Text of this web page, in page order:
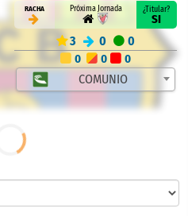
RACHA Próxima Jornada ¿Titular?
SI
3 0 0
0 0 0
COMUNIO